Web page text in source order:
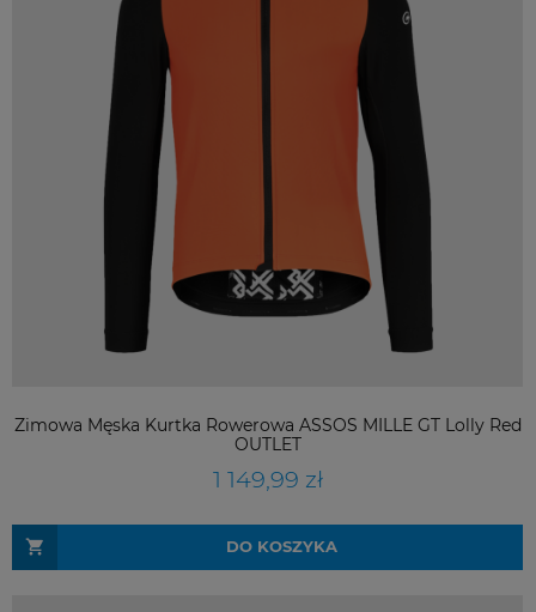
Zimowa Męska Kurtka Rowerowa ASSOS MILLE GT Lolly Red
OUTLET
1 149,99 zł
DO KOSZYKA